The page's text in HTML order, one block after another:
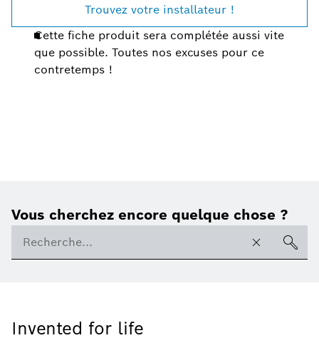
Trouvez votre installateur !
Cette fiche produit sera complétée aussi vite
que possible. Toutes nos excuses pour ce
contretemps !
Vous cherchez encore quelque chose ?
Invented for life